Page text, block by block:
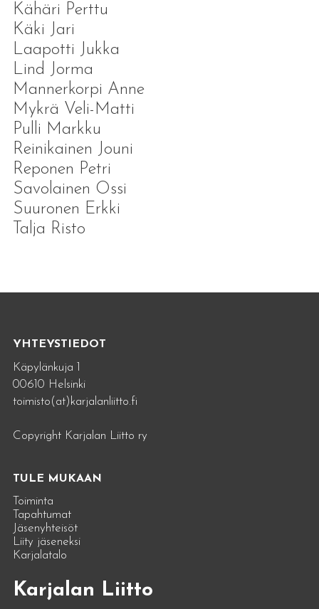
Kähäri Perttu
Käki Jari
Laapotti Jukka
Lind Jorma
Mannerkorpi Anne
Mykrä Veli-Matti
Pulli Markku
Reinikainen Jouni
Reponen Petri
Savolainen Ossi
Suuronen Erkki
Talja Risto
YHTEYSTIEDOT
Käpylänkuja 1
00610 Helsinki
toimisto(at)karjalanliitto.fi
Copyright Karjalan Liitto ry
TULE MUKAAN
Toiminta
Tapahtumat
Jäsenyhteisöt
Liity jäseneksi
Karjalatalo
Karjalan Liitto